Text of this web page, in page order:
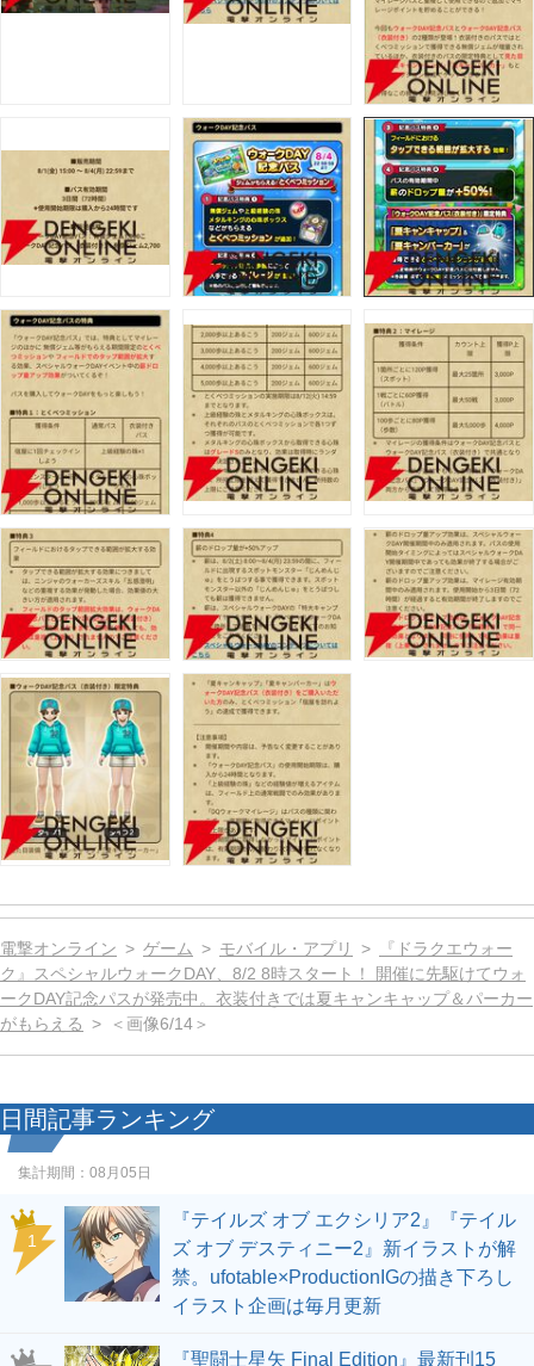
電撃オンライン ゲーム モバイル・アプリ
『ドラクエウォー
ク』スペシャルウォークDAY、8/2 8時スタート！ 開催に先駆けてウォ
ークDAY記念パスが発売中。衣装付きでは夏キャンキャップ＆パーカー
がもらえる
＜画像6/14＞
日間記事ランキング
集計期間： 08月05日
1
『テイルズ オブ エクシリア2』『テイル
ズ オブ デスティニー2』新イラストが解
禁。ufotable×ProductionIGの描き下ろし
イラスト企画は毎月更新
『聖闘士星矢 Final Edition』最新刊15